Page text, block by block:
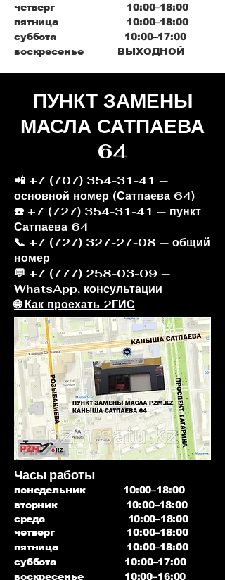
четверг 10:00–18:00
пятница 10:00–18:00
суббота 10:00–17:00
воскресенье ВЫХОДНОЙ
ПУНКТ ЗАМЕНЫ
МАСЛА САТПАЕВА
64
📲 +7 (707) 354-31-41 —
основной номер (Сатпаева 64)
☎️ +7 (727) 354-31-41 — пункт
Сатпаева 64
📞 +7 (727) 327-27-08 — общий
номер
💬 +7 (777) 258-03-09 —
WhatsApp, консультации
🌐 Как проехать 2ГИС
Часы работы
понедельник 10:00–18:00
вторник 10:00–18:00
среда 10:00–18:00
четверг 10:00–18:00
пятница 10:00–18:00
суббота 10:00–17:00
воскресенье 10:00–16:00